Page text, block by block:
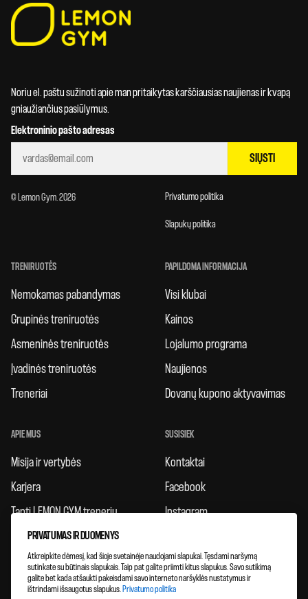
Noriu el. paštu sužinoti apie man pritaikytas karščiausias naujienas ir kvapą
gniaužiančius pasiūlymus.
Elektroninio pašto adresas
SIŲSTI
© Lemon Gym. 2026 Privatumo politika
Slapukų politika
TRENIRUOTĖS
Nemokamas pabandymas
Grupinės treniruotės
Asmeninės treniruotės
Įvadinės treniruotės
Treneriai
PAPILDOMA INFORMACIJA
Visi klubai
Kainos
Lojalumo programa
Naujienos
Dovanų kupono aktyvavimas
APIE MUS
Misija ir vertybės
Karjera
Tapti LEMON GYM treneriu
Taisyklės
Atsiliepimai
Klubų plėtra
SUSISIEK
Kontaktai
Facebook
Instagram
PRIVATUMAS IR DUOMENYS
Atkreipkite dėmesį, kad šioje svetainėje naudojami slapukai. Tęsdami naršymą
sutinkate su būtinais slapukais. Taip pat galite priimti kitus slapukus. Savo sutikimą
galite bet kada atšaukti pakeisdami savo interneto naršyklės nustatymus ir
ištrindami išsaugotus slapukus. Privatumo politika